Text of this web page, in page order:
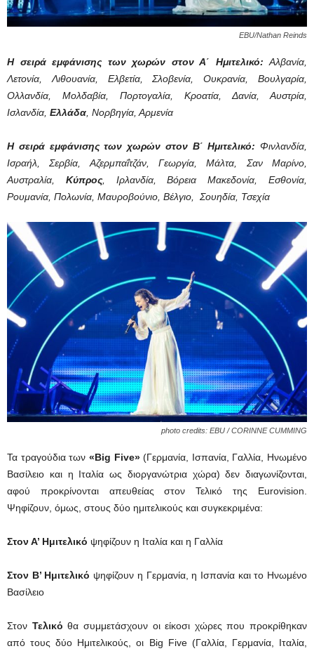
EBU/Nathan Reinds
Η σειρά εμφάνισης των χωρών στον Α΄ Ημιτελικό: Αλβανία,
Λετονία, Λιθουανία, Ελβετία, Σλοβενία, Ουκρανία, Βουλγαρία,
Ολλανδία, Μολδαβία, Πορτογαλία, Κροατία, Δανία, Αυστρία,
Ισλανδία, Ελλάδα , Νορβηγία, Αρμενία
Η σειρά εμφάνισης των χωρών στον Β΄ Ημιτελικό: Φινλανδία,
Ισραήλ, Σερβία, Αζερμπαΐτζάν, Γεωργία, Μάλτα, Σαν Μαρίνο,
Αυστραλία, Κύπρος, Ιρλανδία, Βόρεια Μακεδονία, Εσθονία,
Ρουμανία, Πολωνία, Μαυροβούνιο, Βέλγιο, Σουηδία, Τσεχία
photo credits: EBU / CORINNE CUMMING
Τα τραγούδια των «Big Five»(Γερμανία, Ισπανία, Γαλλία, Ηνωμένο
Βασίλειο και η Ιταλία ως διοργανώτρια χώρα) δεν διαγωνίζονται,
αφού προκρίνονται απευθείας στον Τελικό της Eurovision.
Ψηφίζουν, όμως, στους δύο ημιτελικούς και συγκεκριμένα:
Στον Α’ Ημιτελικό ψηφίζουν η Ιταλία και η Γαλλία
Στον Β’ Ημιτελικό ψηφίζουν η Γερμανία, η Ισπανία και το Ηνωμένο
Βασίλειο
Στον Τελικόθα συμμετάσχουν οι είκοσι χώρες που προκρίθηκαν
από τους δύο Ημιτελικούς, οι Big Five (Γαλλία, Γερμανία, Ιταλία,